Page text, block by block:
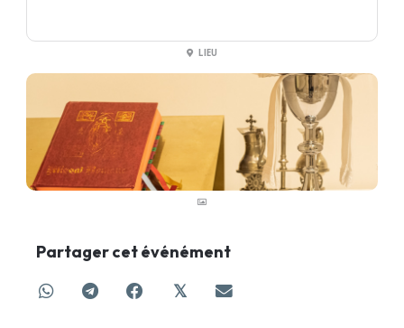
LIEU
Partager cet événément
𝕏